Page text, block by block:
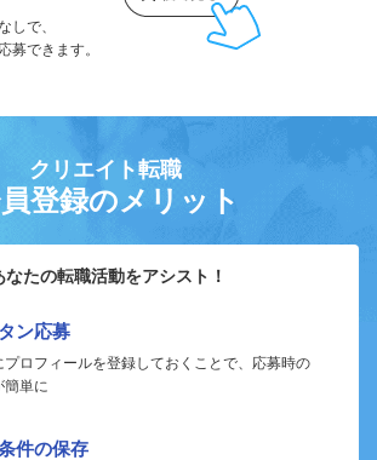
しで、
募できます。
クリエイト転職
登録のメリット
たの転職活動をアシスト！
ン応募
プロフィールを登録しておくことで、応募時の
簡単に
件の保存